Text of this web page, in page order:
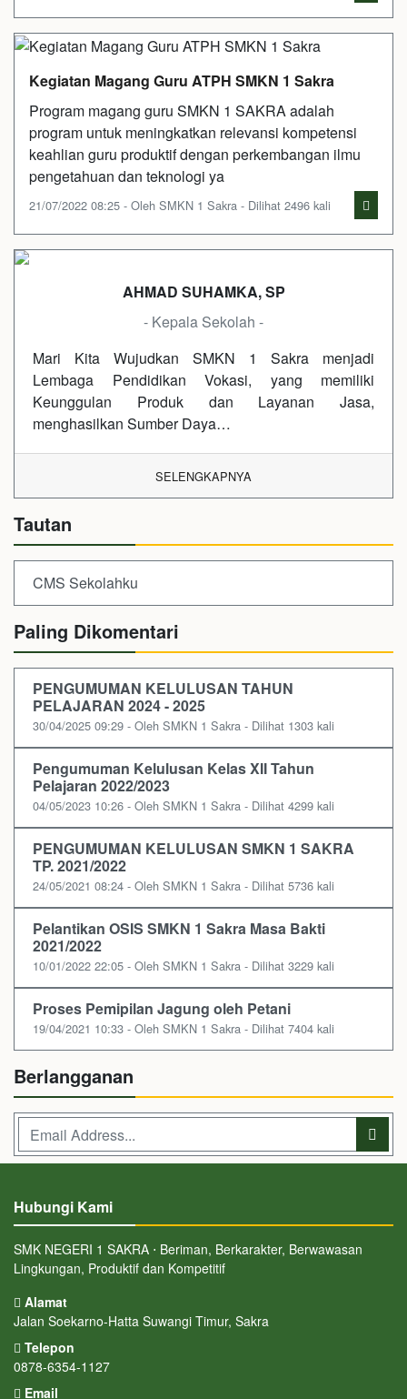
Kegiatan Magang Guru ATPH SMKN 1 Sakra
Program magang guru SMKN 1 SAKRA adalah
program untuk meningkatkan relevansi kompetensi
keahlian guru produktif dengan perkembangan ilmu
pengetahuan dan teknologi ya
21/07/2022 08:25 - Oleh SMKN 1 Sakra - Dilihat 2496 kali
AHMAD SUHAMKA, SP
- Kepala Sekolah -
Mari Kita Wujudkan SMKN 1 Sakra menjadi
Lembaga Pendidikan Vokasi, yang memiliki
Keunggulan Produk dan Layanan Jasa,
menghasilkan Sumber Daya…
SELENGKAPNYA
Tautan
CMS Sekolahku
Paling Dikomentari
PENGUMUMAN KELULUSAN TAHUN
PELAJARAN 2024 - 2025
30/04/2025 09:29 - Oleh SMKN 1 Sakra - Dilihat 1303 kali
Pengumuman Kelulusan Kelas XII Tahun
Pelajaran 2022/2023
04/05/2023 10:26 - Oleh SMKN 1 Sakra - Dilihat 4299 kali
PENGUMUMAN KELULUSAN SMKN 1 SAKRA
TP. 2021/2022
24/05/2021 08:24 - Oleh SMKN 1 Sakra - Dilihat 5736 kali
Pelantikan OSIS SMKN 1 Sakra Masa Bakti
2021/2022
10/01/2022 22:05 - Oleh SMKN 1 Sakra - Dilihat 3229 kali
Proses Pemipilan Jagung oleh Petani
19/04/2021 10:33 - Oleh SMKN 1 Sakra - Dilihat 7404 kali
Berlangganan
Hubungi Kami
SMK NEGERI 1 SAKRA ⋅ Beriman, Berkarakter, Berwawasan
Lingkungan, Produktif dan Kompetitif
Alamat
Jalan Soekarno-Hatta Suwangi Timur, Sakra
Telepon
0878-6354-1127
Email